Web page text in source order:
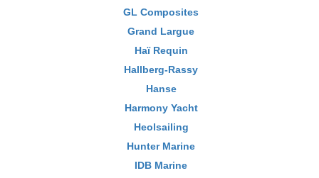
GL Composites
Grand Largue
Haï Requin
Hallberg-Rassy
Hanse
Harmony Yacht
Heolsailing
Hunter Marine
IDB Marine